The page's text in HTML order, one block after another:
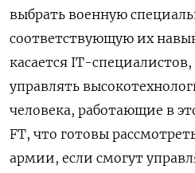
выбрать военную
соответствующую их
касается IT-
управлять
человека, работающие в
FT, что готовы
армии, если смогут